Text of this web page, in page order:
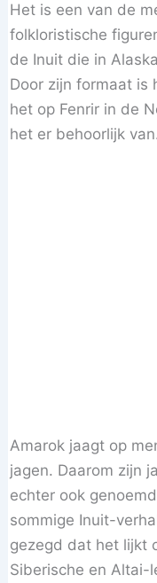
Het is een van de
folkloristische
de Inuit die in
Door zijn formaat is
het op Fenrir in de
het er behoorlijk
Amarok jaagt op
jagen. Daarom zijn
echter ook
sommige Inuit-
gezegd dat het lijkt
Siberische en Altai-